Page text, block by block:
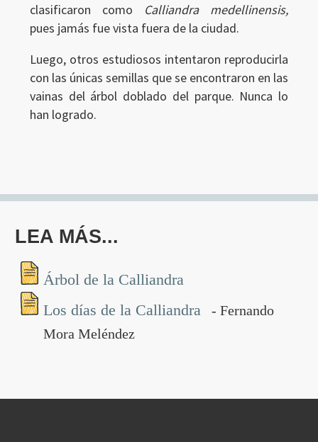
clasificaron como Calliandra medellinensis,
pues jamás fue vista fuera de la ciudad.
Luego, otros estudiosos intentaron reproducirla
con las únicas semillas que se encontraron en las
vainas del árbol doblado del parque. Nunca lo
han logrado.
LEA MÁS...
Árbol de la Calliandra
Los días de la Calliandra
- Fernando
Mora Meléndez